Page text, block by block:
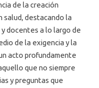
de la creación
destacando la
docentes a lo largo de
de la exigencia y la
acto profundamente
que no siempre
y preguntas que